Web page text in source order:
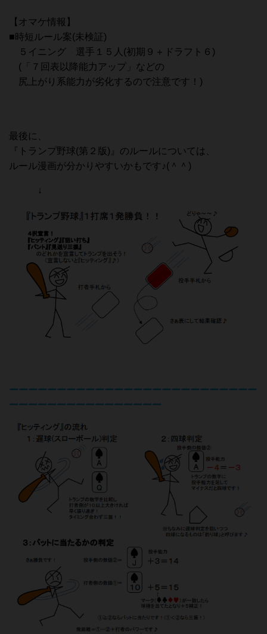
【オマケ情報】
■時短ルール案(未検証)
５イニング 選手１５人(初期９＋ドラフト６)
(「７回表以降能力アップ」などの
尻上がり系能力が劣化するので注意です！)
最後に、
『トランプ野球(第２版)』のルールについては、
ルール漫画が分かりやすいかもです♪(＾＾)
↓
ーーーーーーーーーーーーーーーーーーーーーーーーーー
ーーーーーーーーーーーーーーーー